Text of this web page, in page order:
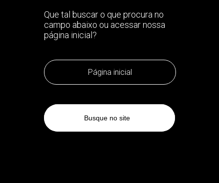
Que tal buscar o que procura no
campo abaixo ou acessar nossa
página inicial?
Página inicial